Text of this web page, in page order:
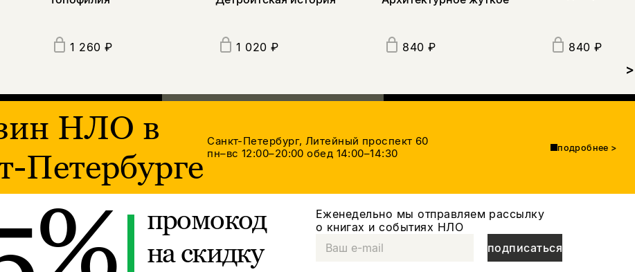
1 260 ₽ 1 020 ₽ 840 ₽ 840 ₽
>
НЛО в
Петербурге
Санкт-Петербург, Литейный проспект 60
пн–вс 12:00–20:00обед 14:00–14:30 подробнее >
промокод
на скидку
Еженедельно мы отправляем рассылку
о книгах и событиях НЛО
подписаться